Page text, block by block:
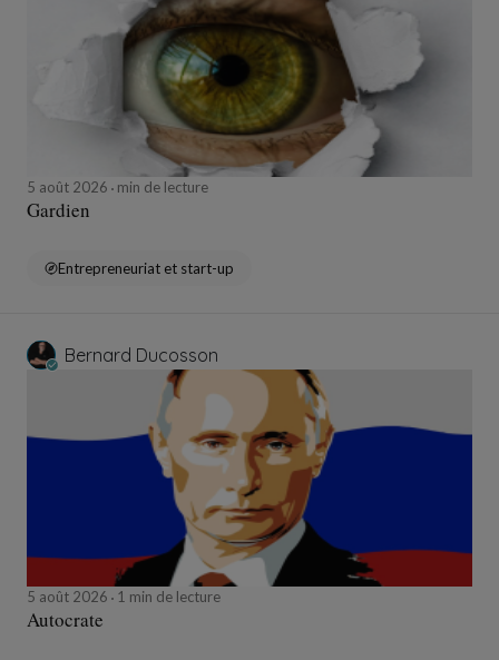
5 août 2026 min de lecture
Gardien
Entrepreneuriat et start-up
Bernard Ducosson
5 août 2026 1 min de lecture
Autocrate